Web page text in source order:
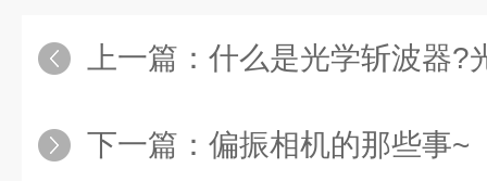
上一篇： 什么是光学斩波器?光
下一篇： 偏振相机的那些事~